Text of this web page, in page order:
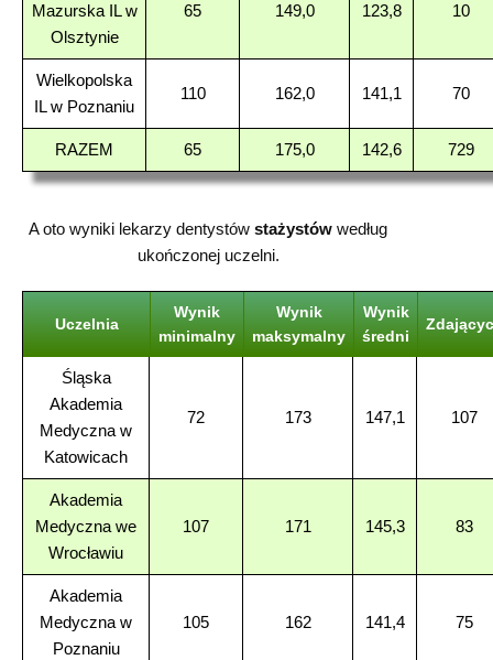
Mazurska IL w
Olsztynie
65 149,0 123,8 10
Wielkopolska
IL w Poznaniu
110 162,0 141,1 70
RAZEM 65 175,0 142,6 729
A oto wyniki lekarzy dentystówstażystów według
ukończonej uczelni.
Uczelnia
Wynik
minimalny
Wynik
maksymalny
Wynik
średni
Śląska
Akademia
Medyczna w
Katowicach
72 173 147,1 107
Akademia
Medyczna we
Wrocławiu
107 171 145,3 83
Akademia
Medyczna w
Poznaniu
105 162 141,4 75